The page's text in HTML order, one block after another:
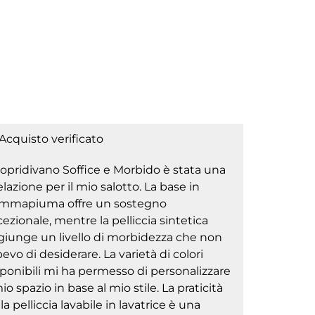
verificato
Soffice e Morbido è stata una
per il mio salotto. La base in
offre un sostegno
mentre la pelliccia sintetica
un livello di morbidezza che non
di desiderare. La varietà di colori
mi ha permesso di personalizzare
spazio in base al mio stile. La praticità
pelliccia lavabile in lavatrice è una